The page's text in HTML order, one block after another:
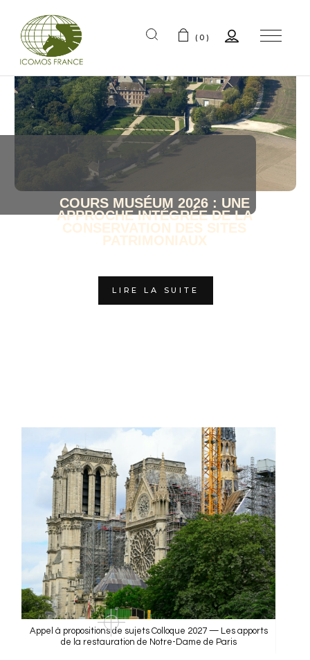
(0)
LIRE LA SUITE
COURS MUSÉUM 2026 : UNE
APPROCHE INTÉGRÉE DE LA
CONSERVATION DES SITES
PATRIMONIAUX
Appel à propositions de sujets Colloque 2027 — Les apports
de la restauration de Notre-Dame de Paris